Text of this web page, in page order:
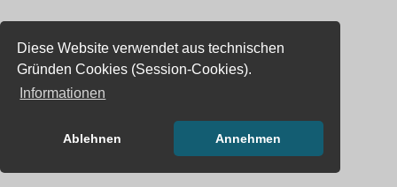
Diese Website verwendet aus technischen
Gründen Cookies (Session-Cookies).
Informationen
Ablehnen Annehmen